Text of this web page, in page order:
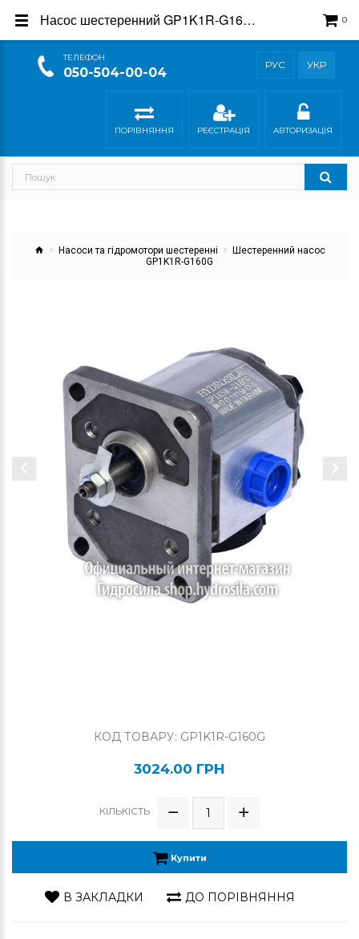
ТEЛЕФОН
050-504-00-04
РУС УКР
0
ПОРІВНЯННЯ РЕЄСТРАЦІЯ АВТОРИЗАЦІЯ
Насоси та гідромотори шестеренні
Шестеренний насос
GP1K1R-G160G
КОД ТОВАРУ: GP1K1R-G160G
3024.00 ГРН
КІЛЬКІСТЬ
Купити
В ЗАКЛАДКИ ДО ПОРІВНЯННЯ
Насос шестеренний GP1K1R-G160G - купити в магазині Гідросила